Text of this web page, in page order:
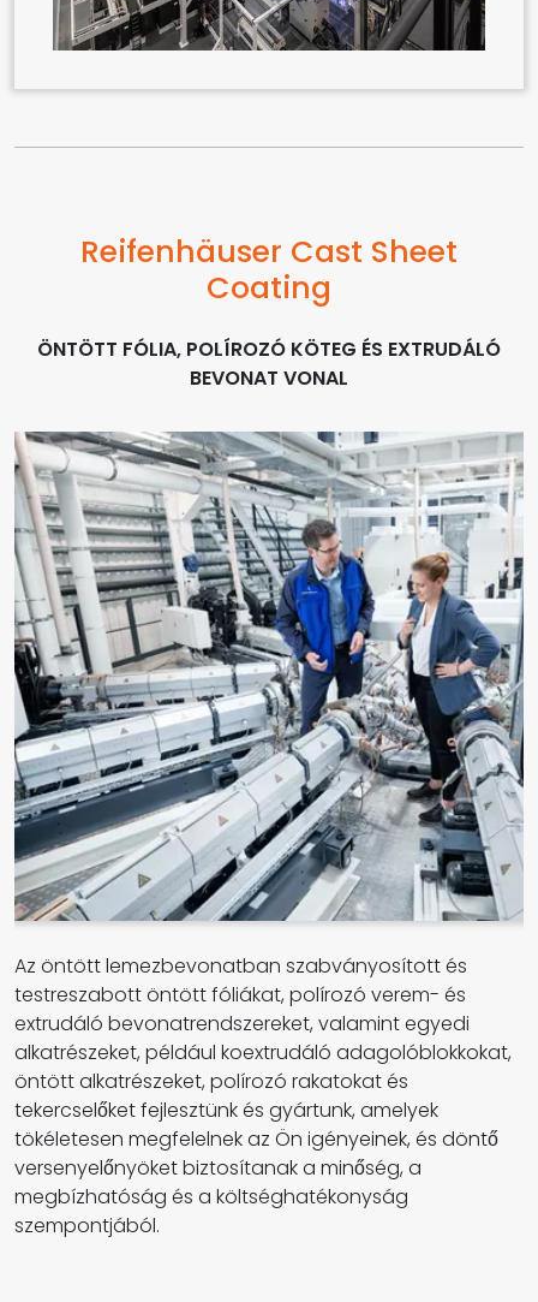
Reifenhäuser Cast Sheet
Coating
ÖNTÖTT FÓLIA, POLÍROZÓ KÖTEG ÉS EXTRUDÁLÓ
BEVONAT VONAL
Az öntött lemezbevonatban szabványosított és
testreszabott öntött fóliákat, polírozó verem- és
extrudáló bevonatrendszereket, valamint egyedi
alkatrészeket, például koextrudáló adagolóblokkokat,
öntött alkatrészeket, polírozó rakatokat és
tekercselőket fejlesztünk és gyártunk, amelyek
tökéletesen megfelelnek az Ön igényeinek, és döntő
versenyelőnyöket biztosítanak a minőség, a
megbízhatóság és a költséghatékonyság
szempontjából.